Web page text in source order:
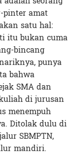
pinter amat
satu hal:
itu bukan cuma
bincang
punya
bahwa
SMA dan
di jurusan
menempuh
Ditolak dulu di
SBMPTN,
mandiri.